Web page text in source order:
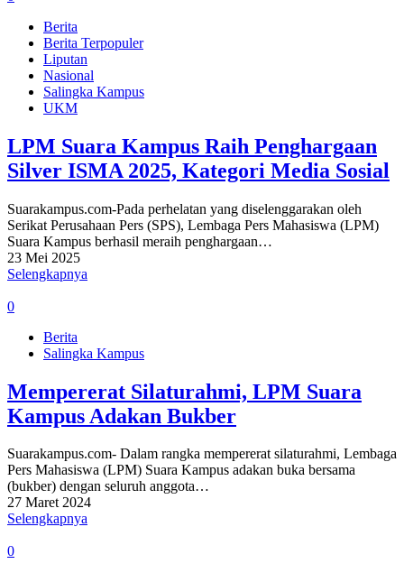
Berita
Berita Terpopuler
Liputan
Nasional
Salingka Kampus
UKM
LPM Suara Kampus Raih Penghargaan
Silver ISMA 2025, Kategori Media Sosial
Suarakampus.com-Pada perhelatan yang diselenggarakan oleh
Serikat Perusahaan Pers (SPS), Lembaga Pers Mahasiswa (LPM)
Suara Kampus berhasil meraih penghargaan…
23 Mei 2025
Selengkapnya
0
Berita
Salingka Kampus
Mempererat Silaturahmi, LPM Suara
Kampus Adakan Bukber
Suarakampus.com- Dalam rangka mempererat silaturahmi, Lembaga
Pers Mahasiswa (LPM) Suara Kampus adakan buka bersama
(bukber) dengan seluruh anggota…
27 Maret 2024
Selengkapnya
0